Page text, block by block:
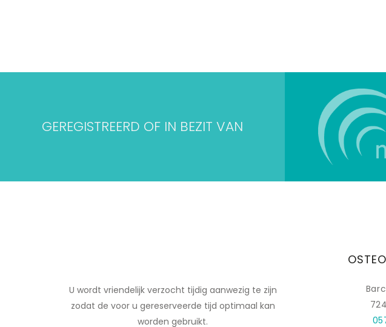
GEREGISTREERD OF IN BEZIT VAN
U wordt vriendelijk verzocht tijdig aanwezig te zijn
zodat de voor u gereserveerde tijd optimaal kan
worden gebruikt.